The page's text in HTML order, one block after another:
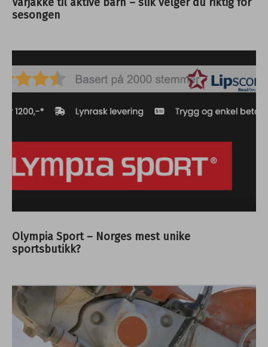
sesongen
Olympia Sport – Norges mest unike
sportsbutikk?